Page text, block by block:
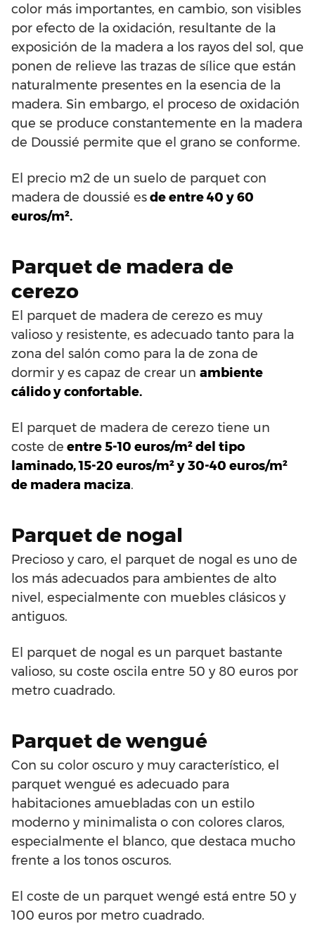
color más importantes, en cambio, son visibles
por efecto de la oxidación, resultante de la
exposición de la madera a los rayos del sol, que
ponen de relieve las trazas de sílice que están
naturalmente presentes en la esencia de la
madera. Sin embargo, el proceso de oxidación
que se produce constantemente en la madera
de Doussié permite que el grano se conforme.
El precio m2 de un suelo de parquet con
madera de doussié esde entre 40 y 60
euros/m².
Parquet de madera de
cerezo
El parquet de madera de cerezo es muy
valioso y resistente, es adecuado tanto para la
zona del salón como para la de zona de
dormir y es capaz de crear un ambiente
cálido y confortable.
El parquet de madera de cerezo tiene un
coste de entre 5-10 euros/m² del tipo
laminado, 15-20 euros/m² y 30-40 euros/m²
de madera maciza.
Parquet de nogal
Precioso y caro, el parquet de nogal es uno de
los más adecuados para ambientes de alto
nivel, especialmente con muebles clásicos y
antiguos.
El parquet de nogal es un parquet bastante
valioso, su coste oscila entre 50 y 80 euros por
metro cuadrado.
Parquet de wengué
Con su color oscuro y muy característico, el
parquet wengué es adecuado para
habitaciones amuebladas con un estilo
moderno y minimalista o con colores claros,
especialmente el blanco, que destaca mucho
frente a los tonos oscuros.
El coste de un parquet wengé está entre 50 y
100 euros por metro cuadrado.